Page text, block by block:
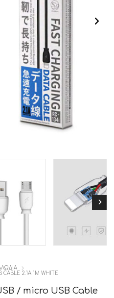
CABLE 2.1A 1M WHITE
/ micro USB Cable